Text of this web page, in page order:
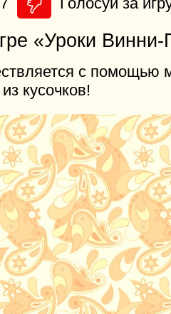
«Уроки
с
кусочков!